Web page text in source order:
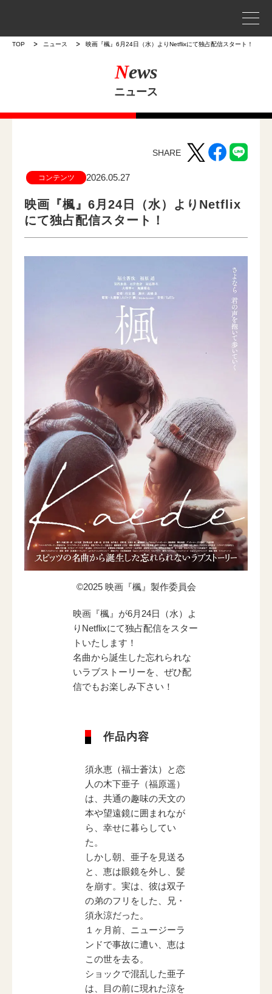
TOP ニュース 映画『楓』6月24日（水）よりNetflixにて独占配信スタート！
News
ニュース
SHARE
コンテンツ 2026.05.27
映画『楓』6月24日（水）よりNetflix
にて独占配信スタート！
©2025 映画『楓』製作委員会
映画『楓』が6月24日（水）よ
りNetflixにて独占配信をスター
トいたします！
名曲から誕生した忘れられな
いラブストーリーを、ぜひ配
信でもお楽しみ下さい！
作品内容
須永恵（福士蒼汰）と恋
人の木下亜子（福原遥）
は、共通の趣味の天文の
本や望遠鏡に囲まれなが
ら、幸せに暮らしてい
た。
しかし朝、亜子を見送る
と、恵は眼鏡を外し、髪
を崩す。実は、彼は双子
の弟のフリをした、兄・
須永涼だった。
１ヶ月前、ニュージーラ
ンドで事故に遭い、恵は
この世を去る。
ショックで混乱した亜子
は、目の前に現れた涼を
事業案内
プロジェクトストーリー
ラインナップ
JP/EN
サイトマップ
ご利用規約
プライバシーポリシー
電子公告